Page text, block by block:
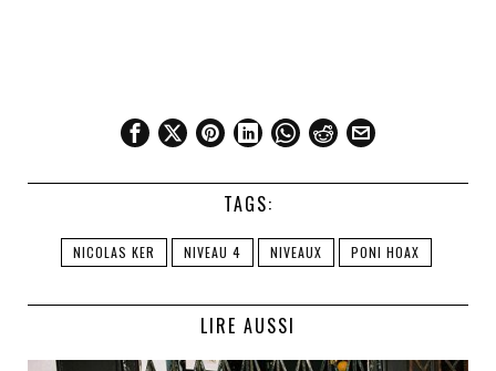
TAGS:
NICOLAS KER NIVEAU 4 NIVEAUX PONI HOAX
LIRE AUSSI